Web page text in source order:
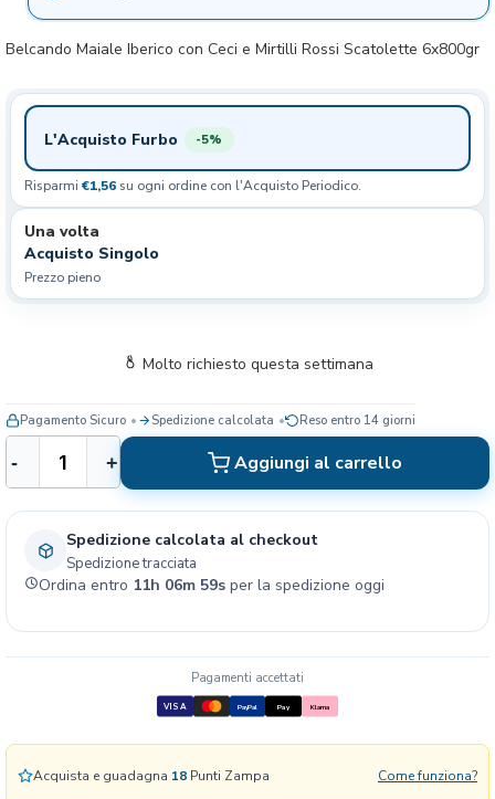
Belcando Maiale Iberico con Ceci e Mirtilli Rossi Scatolette 6x800gr
L'Acquisto Furbo -5%
Risparmi €1,56 su ogni ordine con l'Acquisto Periodico.
Una volta
Acquisto Singolo
Prezzo pieno
e
l
a
n
d
I
- + Aggiungi al carrello
Molto richiesto questa settimana
Pagamento Sicuro Spedizione calcolata Reso entro 14 giorni
Spedizione calcolata al checkout
Spedizione tracciata
Ordina entro 11h 06m 58s per la spedizione oggi
Acquista e guadagna 18 Punti Zampa Come funziona?
Pagamenti accettati
VISA PayPal Pay Klarna